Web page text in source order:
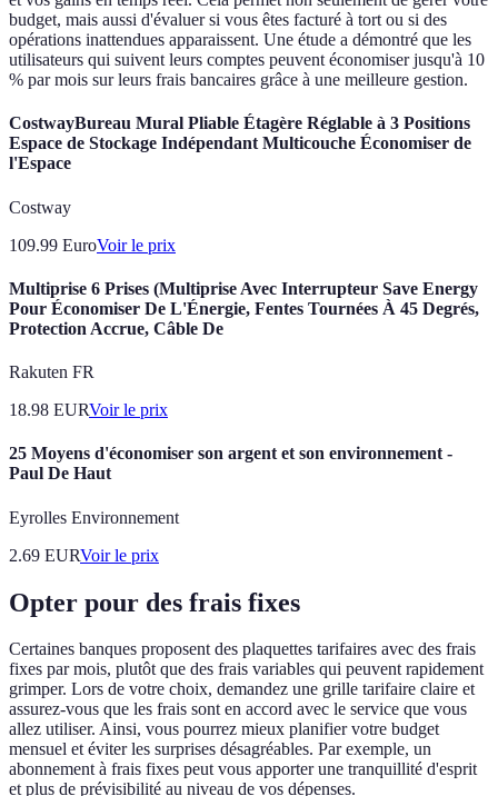
budget, mais aussi d'évaluer si vous êtes facturé à tort ou si des
opérations inattendues apparaissent. Une étude a démontré que les
utilisateurs qui suivent leurs comptes peuvent économiser jusqu'à 10
% par mois sur leurs frais bancaires grâce à une meilleure gestion.
CostwayBureau Mural Pliable Étagère Réglable à 3 Positions
Espace de Stockage Indépendant Multicouche Économiser de
l'Espace
Costway
109.99 EuroVoir le prix
Multiprise 6 Prises (Multiprise Avec Interrupteur Save Energy
Pour Économiser De L'Énergie, Fentes Tournées À 45 Degrés,
Protection Accrue, Câble De
Rakuten FR
18.98 EURVoir le prix
25 Moyens d'économiser son argent et son environnement -
Paul De Haut
Eyrolles Environnement
2.69 EURVoir le prix
Opter pour des frais fixes
Certaines banques proposent des plaquettes tarifaires avec des frais
fixes par mois, plutôt que des frais variables qui peuvent rapidement
grimper. Lors de votre choix, demandez une grille tarifaire claire et
assurez-vous que les frais sont en accord avec le service que vous
allez utiliser. Ainsi, vous pourrez mieux planifier votre budget
mensuel et éviter les surprises désagréables. Par exemple, un
abonnement à frais fixes peut vous apporter une tranquillité d'esprit
et plus de prévisibilité au niveau de vos dépenses.